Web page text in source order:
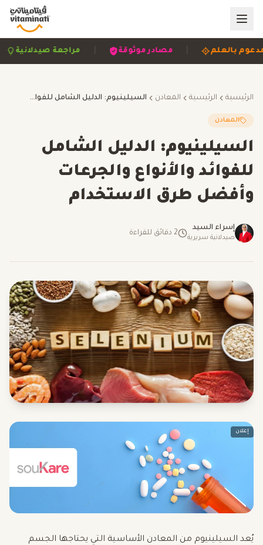
مراجعة | مصادر موثوقة | مدعوم بالعلم |
الرئيسية الرئيسية المعادن السيلينيوم: الدليل الشامل للفوائد والأنواع والجرعات وأفضل طرق الاستخدام
المعادن
السيلينيوم: الدليل الشامل
للفوائد والأنواع والجرعات
وأفضل طرق الاستخدام
إسراء السيد
صيدلانية سريرية
2 دقائق للقراءة
إعلان
يُعد السيلينيوم من المعادن الأساسية التي يحتاجها الجسم